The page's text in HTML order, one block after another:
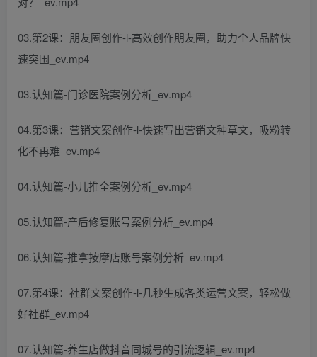
03.第2课：朋友圈创作-l-高效创作朋友圈，助力个人品牌快
速突围_ev.mp4
03.认知篇-门诊医院案例分析_ev.mp4
04.第3课：营销文案创作-l-快速写出营销文种草文，吸粉转
化不再难_ev.mp4
04.认知篇-小儿推全案例分析_ev.mp4
05.认知篇-产后修复账号案例分析_ev.mp4
06.认知篇-推拿按摩店账号案例分析_ev.mp4
07.第4课：社群文案创作-l-几秒生成各类运营文案，轻松做
好社群_ev.mp4
07.认知篇-养生店做抖音同城号的引流逻辑_ev.mp4